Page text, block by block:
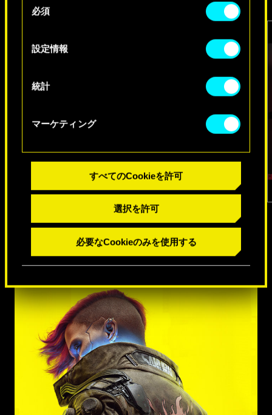
Cookieの使用およびパフォーマンスの変更点に関
する詳細は、下記の「設定」メニューでご確認く
ださい。
必須
設定情報
統計
マーケティング
すべてのCookieを許可
選択を許可
必要なCookieのみを使用する
1/6